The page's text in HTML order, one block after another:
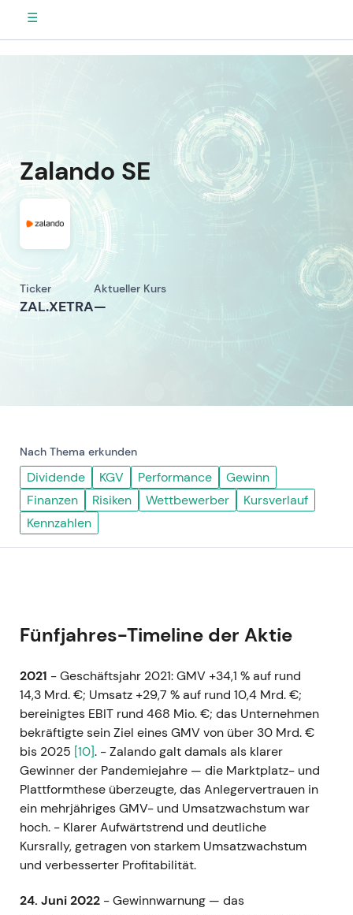
☰
Zalando SE
Ticker
ZAL.XETRA
Aktueller Kurs
—
Nach Thema erkunden
Dividende KGV Performance
Gewinn
Finanzen
Risiken Wettbewerber
Kursverlauf
Kennzahlen
Fünfjahres-Timeline der Aktie
2021 - Geschäftsjahr 2021: GMV +34,1 % auf rund
14,3 Mrd. €; Umsatz +29,7 % auf rund 10,4 Mrd. €;
bereinigtes EBIT rund 468 Mio. €; das Unternehmen
bekräftigte sein Ziel eines GMV von über 30 Mrd. €
bis 2025 [10]. - Zalando galt damals als klarer
Gewinner der Pandemiejahre — die Marktplatz- und
Plattformthese überzeugte, das Anlegervertrauen in
ein mehrjähriges GMV- und Umsatzwachstum war
hoch. - Klarer Aufwärtstrend und deutliche
Kursrally, getragen von starkem Umsatzwachstum
und verbesserter Profitabilität.
24. Juni 2022 - Gewinnwarnung — das